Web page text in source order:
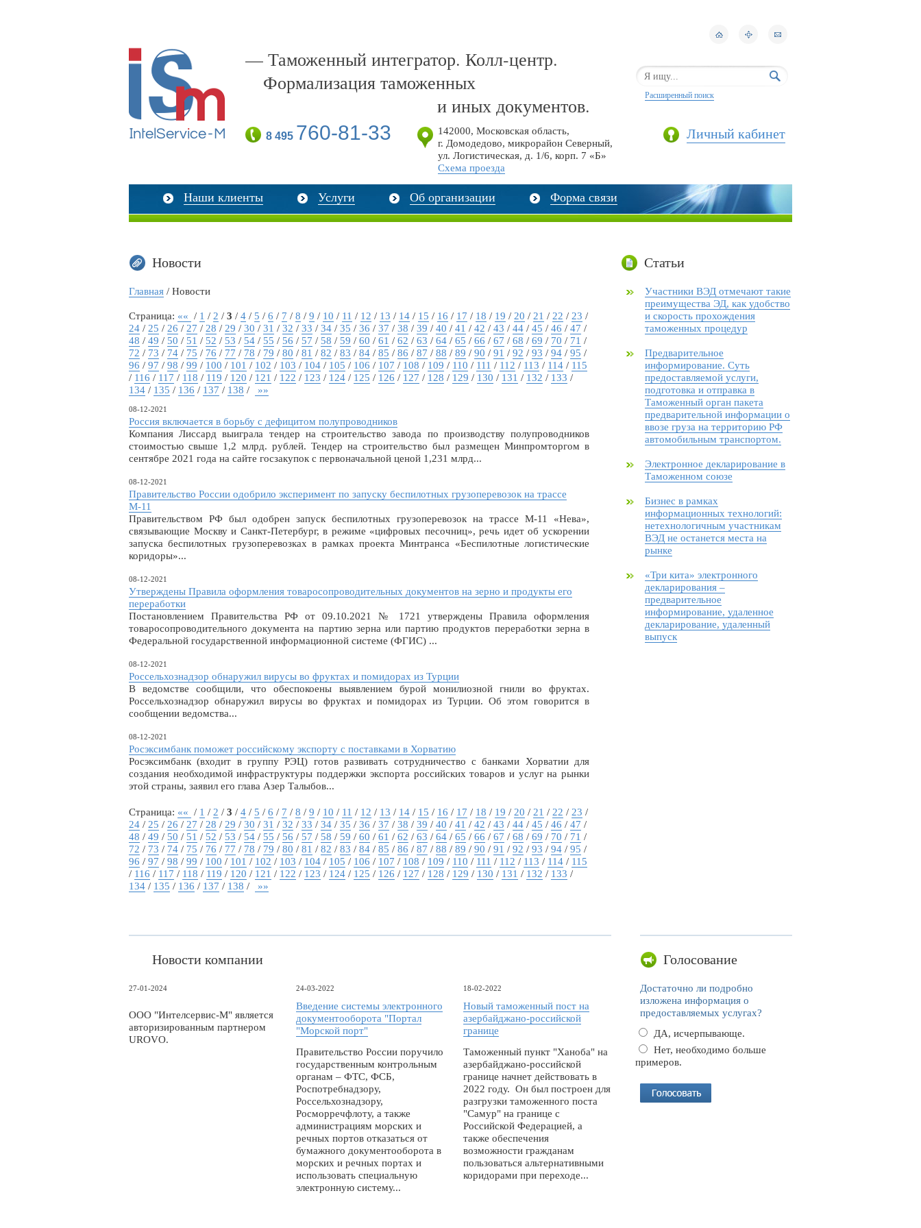
— Таможенный интегратор. Колл-центр.
Формализация таможенных
и иных документов.
8 495 760-81-33 142000, Московская область,
г. Домодедово, микрорайон Северный,
ул. Логистическая, д. 1/6, корп. 7 «Б»
Схема проезда
Расширенный поиск
Личный кабинет
Наши клиенты Услуги Об организации Форма связи
Новости
Главная / Новости
Страница: «« / 1 / 2 / 3 / 4 / 5 / 6 / 7 / 8 / 9 / 10 / 11 / 12 / 13 / 14 / 15 / 16 / 17 / 18 / 19 / 20 / 21 / 22 / 23 /
24 / 25 / 26 / 27 / 28 / 29 / 30 / 31 / 32 / 33 / 34 / 35 / 36 / 37 / 38 / 39 / 40 / 41 / 42 / 43 / 44 / 45 / 46 / 47 /
48 / 49 / 50 / 51 / 52 / 53 / 54 / 55 / 56 / 57 / 58 / 59 / 60 / 61 / 62 / 63 / 64 / 65 / 66 / 67 / 68 / 69 / 70 / 71 /
72 / 73 / 74 / 75 / 76 / 77 / 78 / 79 / 80 / 81 / 82 / 83 / 84 / 85 / 86 / 87 / 88 / 89 / 90 / 91 / 92 / 93 / 94 / 95 /
96 / 97 / 98 / 99 / 100 / 101 / 102 / 103 / 104 / 105 / 106 / 107 / 108 / 109 / 110 / 111 / 112 / 113 / 114 / 115
/ 116 / 117 / 118 / 119 / 120 / 121 / 122 / 123 / 124 / 125 / 126 / 127 / 128 / 129 / 130 / 131 / 132 / 133 /
134 / 135 / 136 / 137 / 138 / »»
08-12-2021
Россия включается в борьбу с дефицитом полупроводников
Компания Лиссард выиграла тендер на строительство завода по производству полупроводников
стоимостью свыше 1,2 млрд. рублей. Тендер на строительство был размещен Минпромторгом в
сентябре 2021 года на сайте госзакупок с первоначальной ценой 1,231 млрд...
08-12-2021
Правительство России одобрило эксперимент по запуску беспилотных грузоперевозок на трассе
М-11
Правительством РФ был одобрен запуск беспилотных грузоперевозок на трассе М-11 «Нева»,
связывающие Москву и Санкт-Петербург, в режиме «цифровых песочниц», речь идет об ускорении
запуска беспилотных грузоперевозках в рамках проекта Минтранса «Беспилотные логистические
коридоры»...
08-12-2021
Утверждены Правила оформления товаросопроводительных документов на зерно и продукты его
переработки
Постановлением Правительства РФ от 09.10.2021 № 1721 утверждены Правила оформления
товаросопроводительного документа на партию зерна или партию продуктов переработки зерна в
Федеральной государственной информационной системе (ФГИС) ...
08-12-2021
Россельхознадзор обнаружил вирусы во фруктах и помидорах из Турции
В ведомстве сообщили, что обеспокоены выявлением бурой монилиозной гнили во фруктах.
Россельхознадзор обнаружил вирусы во фруктах и помидорах из Турции. Об этом говорится в
сообщении ведомства...
08-12-2021
Росэксимбанк поможет российскому экспорту с поставками в Хорватию
Росэксимбанк (входит в группу РЭЦ) готов развивать сотрудничество с банками Хорватии для
создания необходимой инфраструктуры поддержки экспорта российских товаров и услуг на рынки
этой страны, заявил его глава Азер Талыбов...
Страница: «« / 1 / 2 / 3 / 4 / 5 / 6 / 7 / 8 / 9 / 10 / 11 / 12 / 13 / 14 / 15 / 16 / 17 / 18 / 19 / 20 / 21 / 22 / 23 /
24 / 25 / 26 / 27 / 28 / 29 / 30 / 31 / 32 / 33 / 34 / 35 / 36 / 37 / 38 / 39 / 40 / 41 / 42 / 43 / 44 / 45 / 46 / 47 /
48 / 49 / 50 / 51 / 52 / 53 / 54 / 55 / 56 / 57 / 58 / 59 / 60 / 61 / 62 / 63 / 64 / 65 / 66 / 67 / 68 / 69 / 70 / 71 /
72 / 73 / 74 / 75 / 76 / 77 / 78 / 79 / 80 / 81 / 82 / 83 / 84 / 85 / 86 / 87 / 88 / 89 / 90 / 91 / 92 / 93 / 94 / 95 /
96 / 97 / 98 / 99 / 100 / 101 / 102 / 103 / 104 / 105 / 106 / 107 / 108 / 109 / 110 / 111 / 112 / 113 / 114 / 115
/ 116 / 117 / 118 / 119 / 120 / 121 / 122 / 123 / 124 / 125 / 126 / 127 / 128 / 129 / 130 / 131 / 132 / 133 /
134 / 135 / 136 / 137 / 138 / »»
Статьи
Участники ВЭД отмечают такие
преимущества ЭД, как удобство
и скорость прохождения
таможенных процедур
Предварительное
информирование. Суть
предоставляемой услуги,
подготовка и отправка в
Таможенный орган пакета
предварительной информации о
ввозе груза на территорию РФ
автомобильным транспортом.
Электронное декларирование в
Таможенном союзе
Бизнес в рамках
информационных технологий:
нетехнологичным участникам
ВЭД не останется места на
рынке
«Три кита» электронного
декларирования –
предварительное
информирование, удаленное
декларирование, удаленный
выпуск
Новости компании
27-01-2024
ООО "Интелсервис-М" является
авторизированным партнером
UROVO.
24-03-2022
Введение системы электронного
документооборота "Портал
"Морской порт"
Правительство России поручило
государственным контрольным
органам – ФТС, ФСБ,
Роспотребнадзору,
Россельхознадзору,
Росморречфлоту, а также
администрациям морских и
речных портов отказаться от
бумажного документооборота в
морских и речных портах и
использовать специальную
электронную систему...
18-02-2022
Новый таможенный пост на
азербайджано-российской
границе
Таможенный пункт "Ханоба" на
азербайджано-российской
границе начнет действовать в
2022 году. Он был построен для
разгрузки таможенного поста
"Самур" на границе с
Российской Федерацией, а
также обеспечения
возможности гражданам
пользоваться альтернативными
коридорами при переходе...
Голосование
Достаточно ли подробно
изложена информация о
предоставляемых услугах?
ДА, исчерпывающе.
Нет, необходимо больше
примеров.